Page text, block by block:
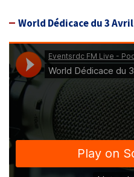
World Dédicace du 3 Avril